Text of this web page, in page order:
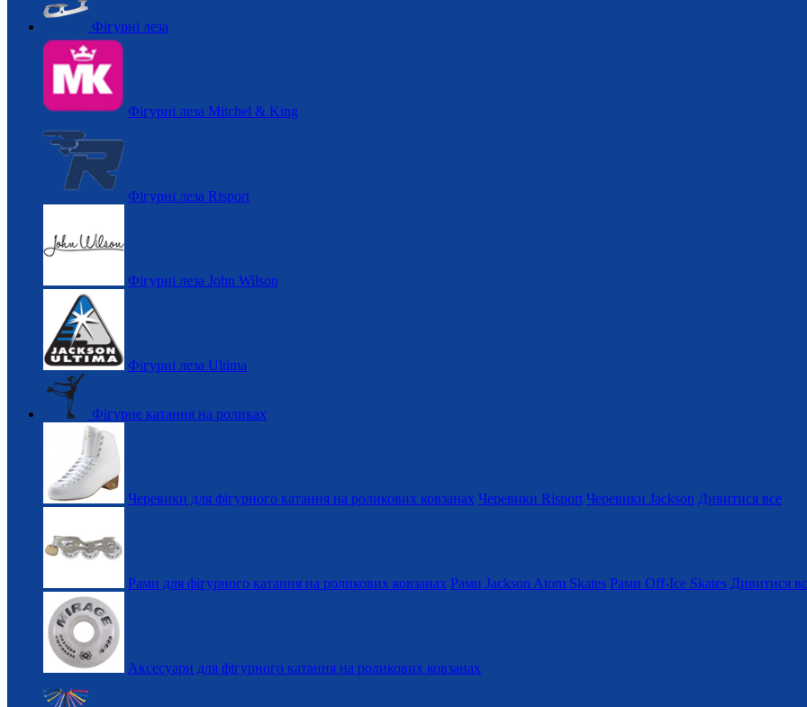
Фігурні леза
Фігурні леза Mitchel & King
Фігурні леза Risport
Фігурні леза John Wilson
Фігурні леза Ultima
Фігурне катання на роликах
Черевики для фігурного катання на роликових ковзанах Черевики Risport Черевики Jackson Дивитися все
Рами для фігурного катання на роликових ковзанах Рами Jackson Atom Skates Рами Off-Ice Skates Дивитися
Аксесуари для фігурного катання на роликових ковзанах